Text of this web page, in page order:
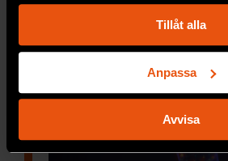
som kan ha en noggrannhet på
Identifiera din enhet genom
för specifika kännetecken
Ta reda på mer om hur dina
helst från cookie-förklaringen.
Tillåt alla
Anpassa
Avvisa
Vävnadsprov från